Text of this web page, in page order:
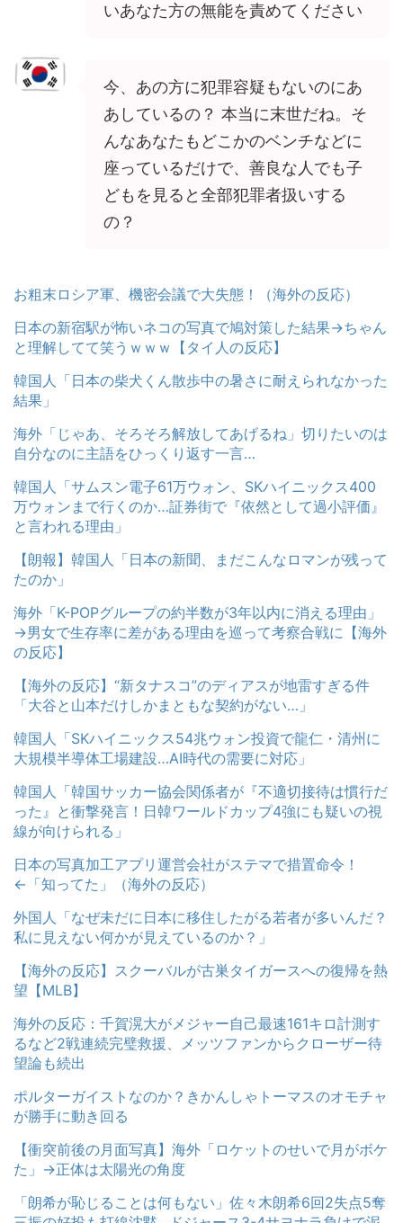
いあなた方の無能を責めてください
今、あの方に犯罪容疑もないのにあ
あしているの？ 本当に末世だね。そ
んなあなたもどこかのベンチなどに
座っているだけで、善良な人でも子
どもを見ると全部犯罪者扱いする
の？
お粗末ロシア軍、機密会議で大失態！（海外の反応）
日本の新宿駅が怖いネコの写真で鳩対策した結果→ちゃん
と理解してて笑うｗｗｗ【タイ人の反応】
韓国人「日本の柴犬くん散歩中の暑さに耐えられなかった
結果」
海外「じゃあ、そろそろ解放してあげるね」切りたいのは
自分なのに主語をひっくり返す一言…
韓国人「サムスン電子61万ウォン、SKハイニックス400
万ウォンまで行くのか…証券街で『依然として過小評価』
と言われる理由」
【朗報】韓国人「日本の新聞、まだこんなロマンが残って
たのか」
海外「K-POPグループの約半数が3年以内に消える理由」
→男女で生存率に差がある理由を巡って考察合戦に【海外
の反応】
【海外の反応】“新タナスコ”のディアスが地雷すぎる件
「大谷と山本だけしかまともな契約がない…」
韓国人「SKハイニックス54兆ウォン投資で龍仁・清州に
大規模半導体工場建設…AI時代の需要に対応」
韓国人「韓国サッカー協会関係者が『不適切接待は慣行だ
った』と衝撃発言！日韓ワールドカップ4強にも疑いの視
線が向けられる」
日本の写真加工アプリ運営会社がステマで措置命令！
←「知ってた」（海外の反応）
外国人「なぜ未だに日本に移住したがる若者が多いんだ？
私に見えない何かが見えているのか？」
【海外の反応】スクーバルが古巣タイガースへの復帰を熱
望【MLB】
海外の反応：千賀滉大がメジャー自己最速161キロ計測す
るなど2戦連続完璧救援、メッツファンからクローザー待
望論も続出
ポルターガイストなのか？きかんしゃトーマスのオモチャ
が勝手に動き回る
【衝突前後の月面写真】海外「ロケットのせいで月がボケ
た」→正体は太陽光の角度
「朗希が恥じることは何もない」佐々木朗希6回2失点5奪